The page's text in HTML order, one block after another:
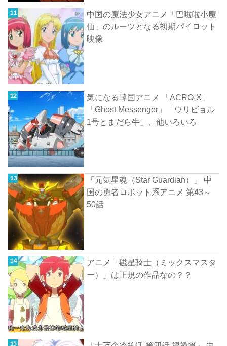
中国の魔法少女アニメ「巴啦啦小魔
仙」のルーツとなる初期パイロット
映像
気になる韓国アニメ 「ACRO-X」
「Ghost Messenger」「ウリビョル
1号とまだら牛」、他いろいろ
「元気星魂（Star Guardian）」 中
国の勇者ロボット系アニメ 第43～
50話
アニメ「磁星骑士（ミックスマスタ
ー）」は正規の作品なの？？